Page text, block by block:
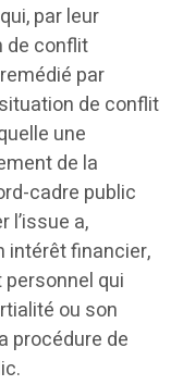
par leur
de conflit
par
de conflit
une
de la
cadre public
l’issue a,
intérêt financier,
qui
ou son
procédure de